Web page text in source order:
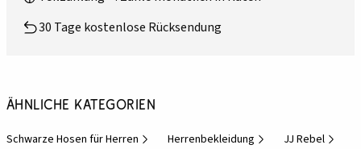
30 Tage kostenlose Rücksendung
Ähnliche Kategorien
Schwarze Hosen für Herren Herrenbekleidung JJ Rebel